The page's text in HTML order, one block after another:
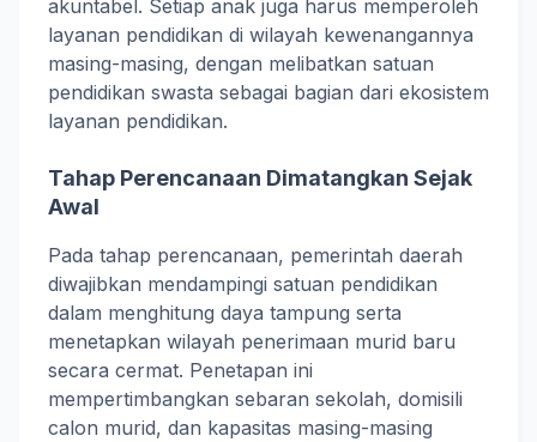
akuntabel. Setiap anak juga harus memperoleh
layanan pendidikan di wilayah kewenangannya
masing-masing, dengan melibatkan satuan
pendidikan swasta sebagai bagian dari ekosistem
layanan pendidikan.
Tahap Perencanaan Dimatangkan Sejak
Awal
Pada tahap perencanaan, pemerintah daerah
diwajibkan mendampingi satuan pendidikan
dalam menghitung daya tampung serta
menetapkan wilayah penerimaan murid baru
secara cermat. Penetapan ini
mempertimbangkan sebaran sekolah, domisili
calon murid, dan kapasitas masing-masing